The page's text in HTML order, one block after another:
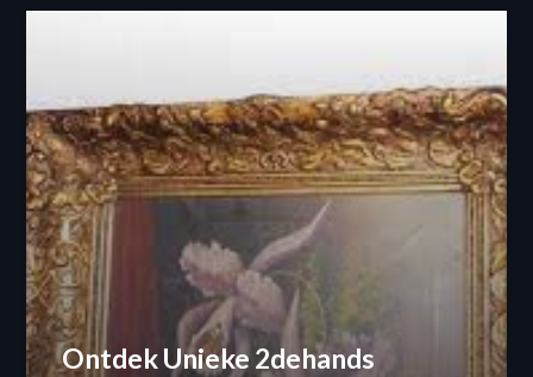
Ontdek Unieke 2dehands